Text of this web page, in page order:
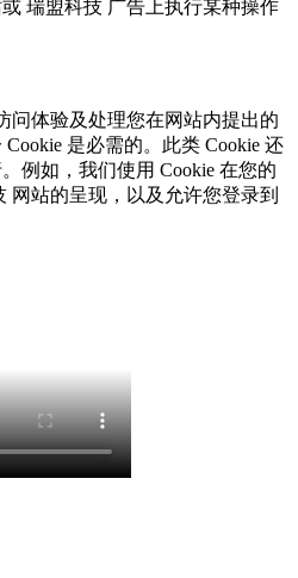
瑞盟科技 广告上执行某种操作
问体验及处理您在网站内提出的
是必需的。此类 Cookie 还
例如，我们使用 Cookie 在您的
网站的呈现，以及允许您登录到